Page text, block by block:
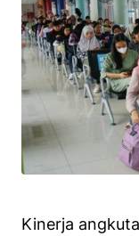
Kinerja